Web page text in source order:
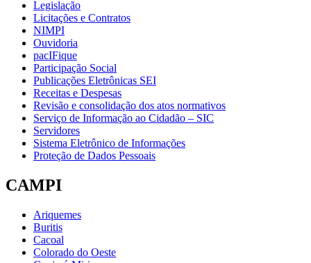
Legislação
Licitações e Contratos
NIMPI
Ouvidoria
pacIFique
Participação Social
Publicações Eletrônicas SEI
Receitas e Despesas
Revisão e consolidação dos atos normativos
Serviço de Informação ao Cidadão – SIC
Servidores
Sistema Eletrônico de Informações
Proteção de Dados Pessoais
CAMPI
Ariquemes
Buritis
Cacoal
Colorado do Oeste